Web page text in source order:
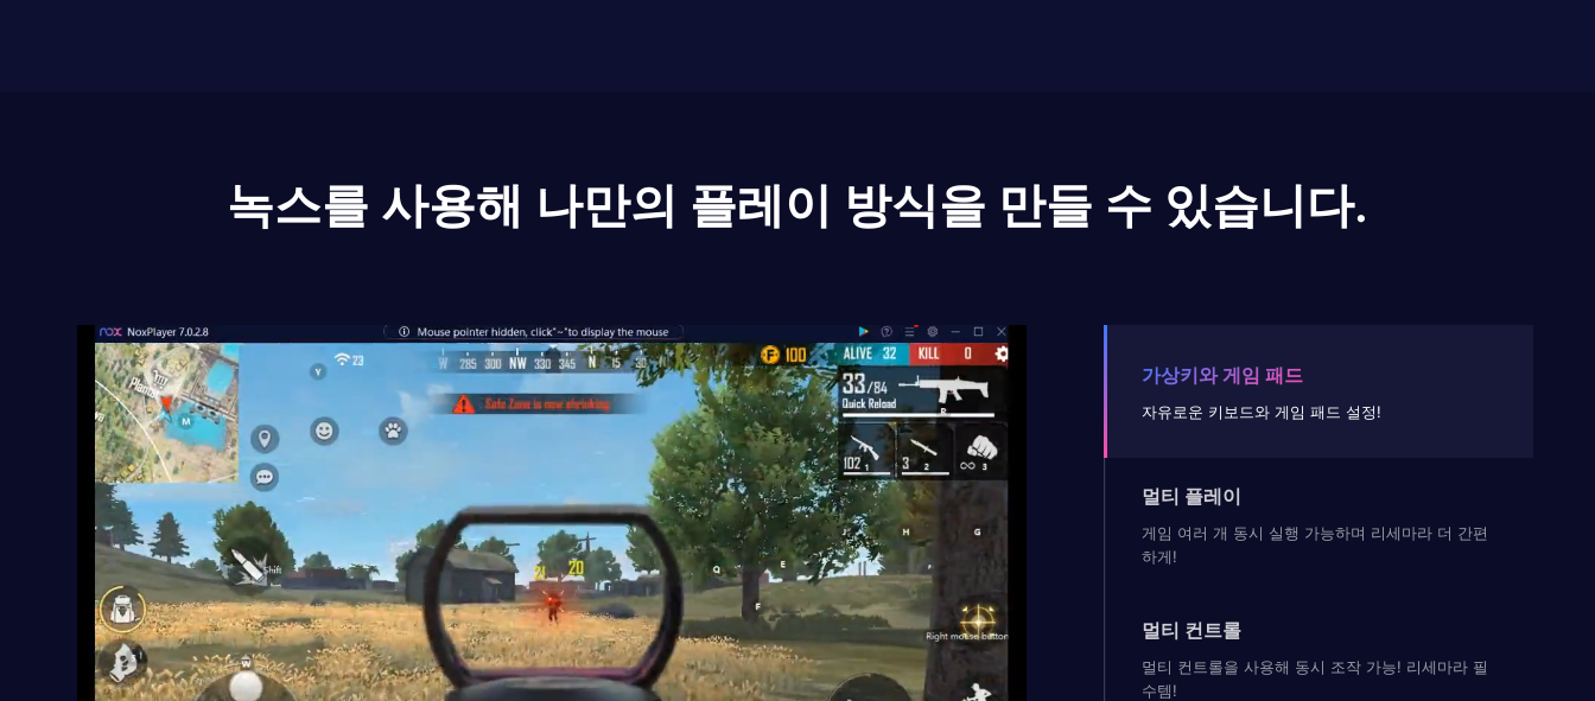
녹스를 사용해 나만의 플레이 방식을 만들 수 있습니다.
가상키와 게임 패드
자유로운 키보드와 게임 패드 설정!
멀티 플레이
게임 여러 개 동시 실행 가능하며 리세마라 더 간편
하게!
멀티 컨트롤
멀티 컨트롤을 사용해 동시 조작 가능! 리세마라 필
수템!